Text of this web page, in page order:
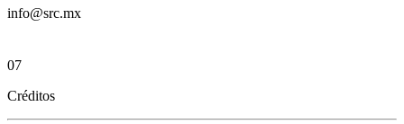
info@src.mx
07
Créditos